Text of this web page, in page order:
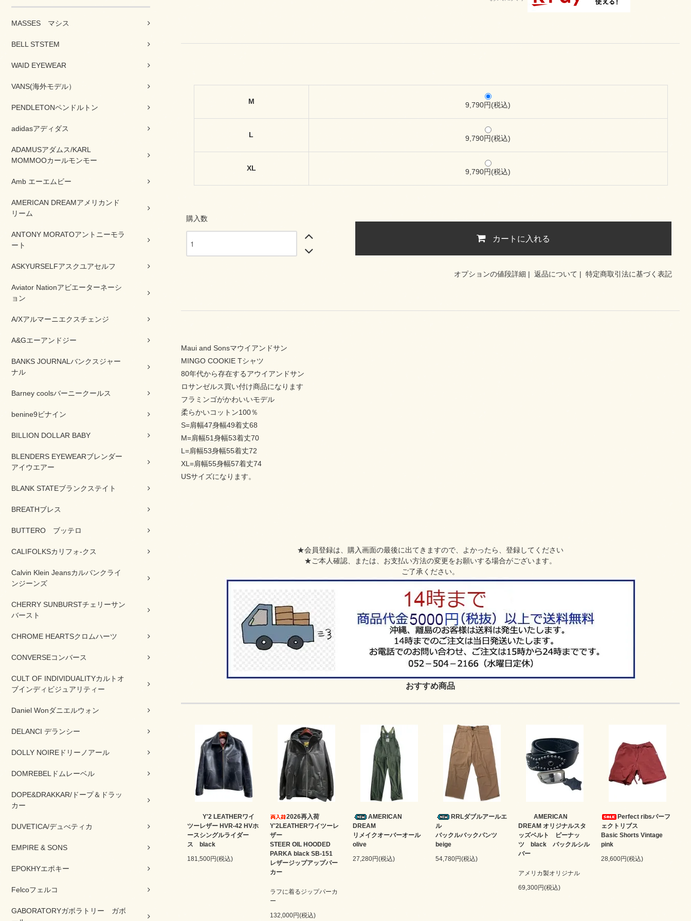
MASSES マシス
BELL STSTEM
WAID EYEWEAR
VANS(海外モデル）
PENDLETONペンドルトン
adidasアディダス
ADAMUSアダムス/KARL
MOMMOOカールモンモー
Amb エーエムビー
AMERICAN DREAMアメリカンド
リーム
ANTONY MORATOアントニーモラ
ート
ASKYURSELFアスクユアセルフ
Aviator Nationアビエーターネーシ
ョン
A/Xアルマーニエクスチェンジ
A&Gエーアンドジー
BANKS JOURNALバンクスジャー
ナル
Barney coolsバーニークールス
benine9ビナイン
BILLION DOLLAR BABY
BLENDERS EYEWEARブレンダー
アイウエアー
BLANK STATEブランクステイト
BREATHブレス
BUTTERO ブッテロ
CALIFOLKSカリフォ-クス
Calvin Klein Jeansカルバンクライ
ンジーンズ
CHERRY SUNBURSTチェリーサン
バースト
CHROME HEARTSクロムハーツ
CONVERSEコンバース
CULT OF INDIVIDUALITYカルトオ
ブインディビジュアリティー
Daniel Wonダニエルウォン
DELANCI デランシー
DOLLY NOIREドリーノアール
DOMREBELドムレーベル
DOPE&DRAKKAR/ドープ＆ドラッ
カー
DUVETICA/デュべティカ
EMPIRE & SONS
EPOKHYエポキー
Felcoフェルコ
GABORATORYガボラトリー ガボ
M 9,790円(税込)
L 9,790円(税込)
XL 9,790円(税込)
購入数
カートに入れる
オプションの値段詳細 | 返品について | 特定商取引法に基づく表記
Maui and Sonsマウイアンドサン
MINGO COOKIE Tシャツ
80年代から存在するアウイアンドサン
ロサンゼルス買い付け商品になります
フラミンゴがかわいいモデル
柔らかいコットン100％
S=肩幅47身幅49着丈68
M=肩幅51身幅53着丈70
L=肩幅53身幅55着丈72
XL=肩幅55身幅57着丈74
USサイズになります。
★会員登録は、購入画面の最後に出てきますので、よかったら、登録してください
★ご本人確認、または、お支払い方法の変更をお願いする場合がございます。
ご了承ください。
おすすめ商品
Y'2 LEATHERワイ
ツーレザー HVR-42 HVホ
ースシングルライダー
ス black
181,500円(税込)
2026再入荷
Y'2LEATHERワイツーレ
ザー
STEER OIL HOODED
PARKA black SB-151
レザージップアップパー
カー
ラフに着るジップパーカ
ー
132,000円(税込)
AMERICAN
DREAM
リメイクオーバーオール
olive
27,280円(税込)
RRLダブルアールエ
ル
バックルバックパンツ
beige
54,780円(税込)
AMERICAN
DREAM オリジナルスタ
ッズベルト ピーナッ
ツ black バックルシル
バー
アメリカ製オリジナル
69,300円(税込)
Perfect ribsパーフ
ェクトリブス
Basic Shorts Vintage
pink
28,600円(税込)